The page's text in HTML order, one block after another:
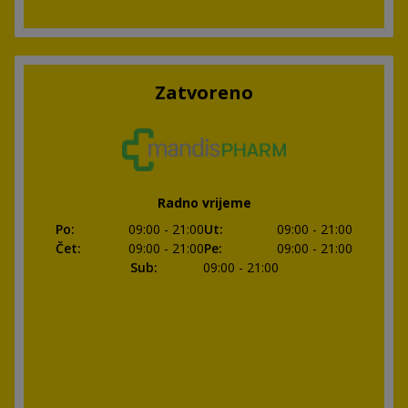
Zatvoreno
Radno vrijeme
Po: 09:00 - 21:00Ut: 09:00 - 21:00
Čet: 09:00 - 21:00Pe: 09:00 - 21:00
Sub: 09:00 - 21:00